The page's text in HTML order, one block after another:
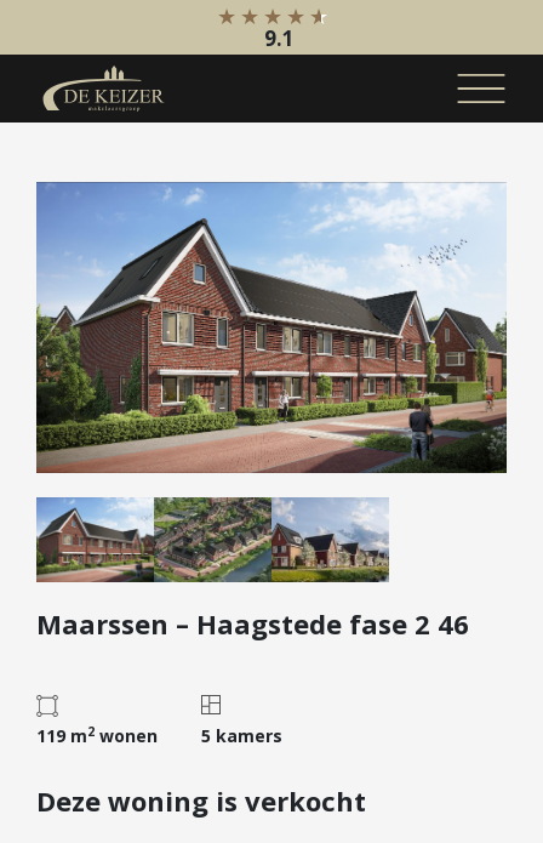
Koopaanbod
Bestaande bouw
Internationaal
Nieuwbouw
Bedrijfsaanbod
Huuraanbod
Bestaande bouw
Internationaal
Nieuwbouw
Bedrijfsaanbod
Diensten
Kopen
Huren
Verhuren
Verzekeren
9.1
Maarssen – Haagstede fase 2 46
119 m2 wonen 5 kamers
Deze woning is verkocht